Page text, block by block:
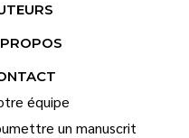
équipe
un manuscrit